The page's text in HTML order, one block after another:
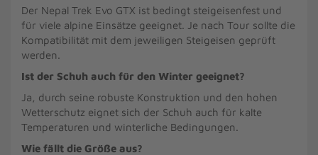
Der Nepal Trek Evo GTX ist bedingt steigeisenfest und
für viele alpine Einsätze geeignet. Je nach Tour sollte die
Kompatibilität mit dem jeweiligen Steigeisen geprüft
werden.
Ist der Schuh auch für den Winter geeignet?
Ja, durch seine robuste Konstruktion und den hohen
Wetterschutz eignet sich der Schuh auch für kalte
Temperaturen und winterliche Bedingungen.
Wie fällt die Größe aus?